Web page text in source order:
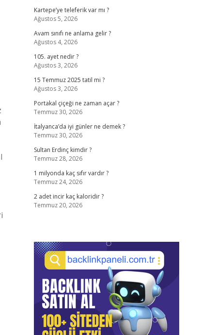
Kartepe’ye teleferik var mı ?
Ağustos 5, 2026
Avam sınıfı ne anlama gelir ?
Ağustos 4, 2026
105. ayet nedir ?
Ağustos 3, 2026
15 Temmuz 2025 tatil mi ?
Ağustos 3, 2026
Portakal çiçeği ne zaman açar ?
Temmuz 30, 2026
İtalyanca’da iyi günler ne demek ?
Temmuz 30, 2026
Sultan Erdinç kimdir ?
Temmuz 28, 2026
1 milyonda kaç sıfır vardır ?
Temmuz 24, 2026
2 adet incir kaç kaloridir ?
Temmuz 20, 2026